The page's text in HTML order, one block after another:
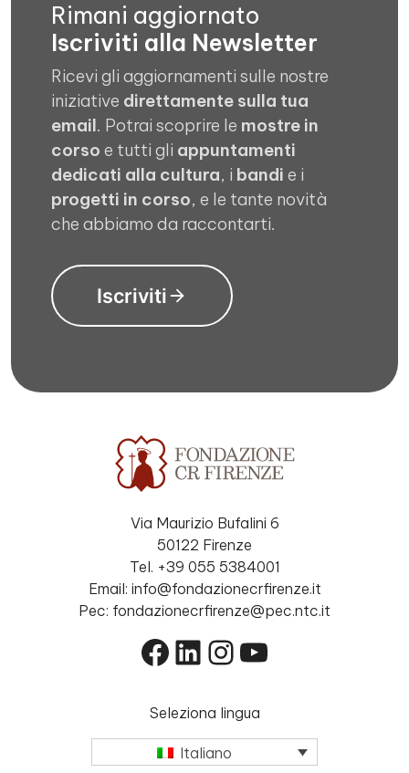
Rimani aggiornato
Iscriviti alla Newsletter
Ricevi gli aggiornamenti sulle nostre
iniziative direttamente sulla tua
email. Potrai scoprire le mostre in
corso e tutti gli appuntamenti
dedicati alla cultura, i bandi e i
progetti in corso, e le tante novità
che abbiamo da raccontarti.
Iscriviti
Via Maurizio Bufalini 6
50122 Firenze
Tel. +39 055 5384001
Email: info@fondazionecrfirenze.it
Pec: fondazionecrfirenze@pec.ntc.it
Facebook
LinkedIn
Instagram
YouTube
Seleziona lingua
Italiano